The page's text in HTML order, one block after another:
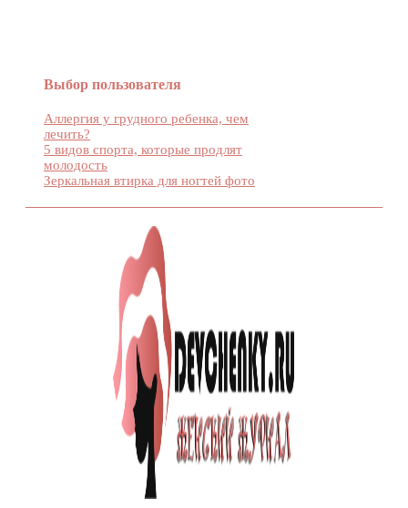
Выбор пользователя
Аллергия у грудного ребенка, чем
лечить?
5 видов спорта, которые продлят
молодость
Зеркальная втирка для ногтей фото